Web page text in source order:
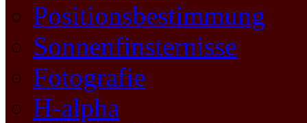
Positionsbestimmung
Sonnenfinsternisse
Fotografie
H-alpha